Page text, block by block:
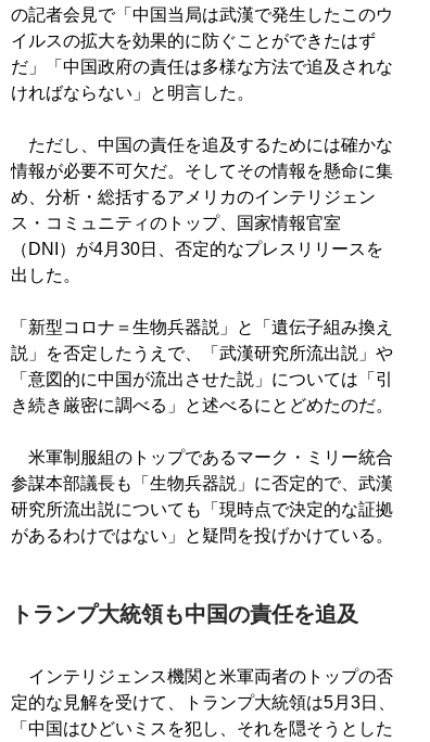
の記者会見で「中国当局は武漢で発生したこのウ
イルスの拡大を効果的に防ぐことができたはず
だ」「中国政府の責任は多様な方法で追及されな
ければならない」と明言した。
ただし、中国の責任を追及するためには確かな
情報が必要不可欠だ。そしてその情報を懸命に集
め、分析・総括するアメリカのインテリジェン
ス・コミュニティのトップ、国家情報官室
（DNI）が4月30日、否定的なプレスリリースを
出した。
「新型コロナ＝生物兵器説」と「遺伝子組み換え
説」を否定したうえで、「武漢研究所流出説」や
「意図的に中国が流出させた説」については「引
き続き厳密に調べる」と述べるにとどめたのだ。
米軍制服組のトップであるマーク・ミリー統合
参謀本部議長も「生物兵器説」に否定的で、武漢
研究所流出説についても「現時点で決定的な証拠
があるわけではない」と疑問を投げかけている。
トランプ大統領も中国の責任を追及
インテリジェンス機関と米軍両者のトップの否
定的な見解を受けて、トランプ大統領は5月3日、
「中国はひどいミスを犯し、それを隠そうとした